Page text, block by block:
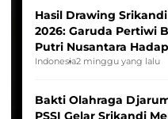
Hasil Drawing
2026: Garuda Pertiwi
Putri Nusantara
Indonesia2 minggu yang lalu
Bakti Olahraga
PSSI Gelar Srikandi